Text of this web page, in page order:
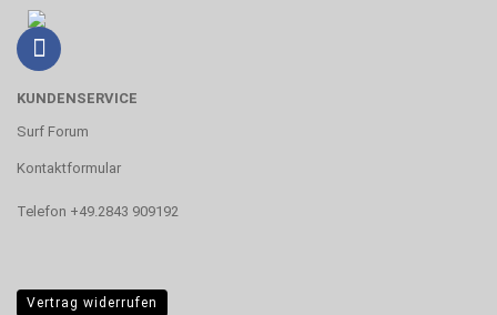
KUNDENSERVICE
Surf Forum
Kontaktformular
Telefon +49.2843 909192
Vertrag widerrufen